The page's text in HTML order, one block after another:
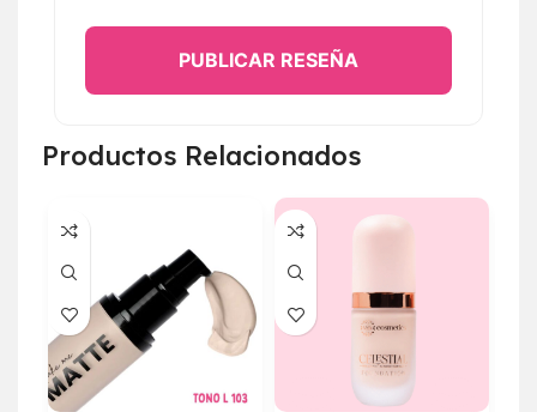
PUBLICAR RESEÑA
Productos Relacionados